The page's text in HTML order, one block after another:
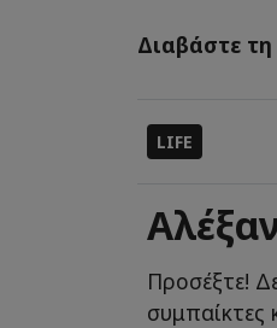
Διαβάστε τη
LIFE
Προσέξτε!
συμπαίκτες